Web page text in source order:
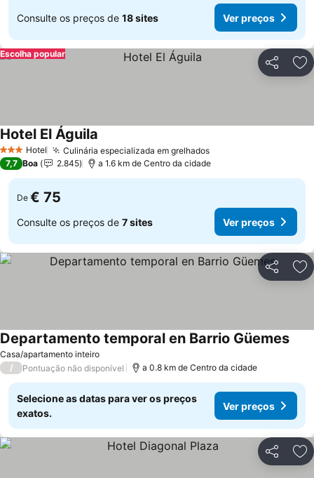
Consulte os preços de 18 sites Ver preços
Partilhar
Escolha popular
3 EstrelasHotel Culinária especializada em grelhados
Hotel El Águila
7,7 Boa 2.845 a 1.6 km de Centro da cidade
De € 75
Consulte os preços de 7 sites Ver preços
Partilhar
Casa/apartamento inteiro
Departamento temporal en Barrio Güemes
/ Pontuação não disponível a 0.8 km de Centro da cidade
Selecione as datas para ver os preços
exatos.
Ver preços
Partilhar